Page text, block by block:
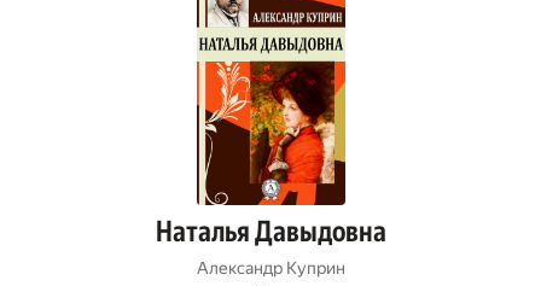
Наталья Давыдовна
Александр Куприн